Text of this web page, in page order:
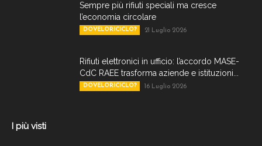
Sempre più rifiuti speciali ma cresce
l’economia circolare
DOVELORICICLO? 21 Luglio 2026
Rifiuti elettronici in ufficio: l’accordo MASE-
CdC RAEE trasforma aziende e istituzioni...
DOVELORICICLO? 16 Luglio 2026
I più visti